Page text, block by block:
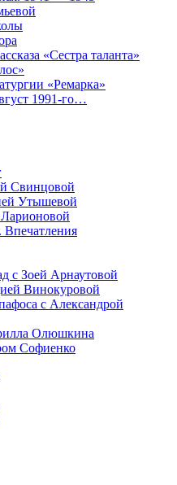
«Сестра таланта»
«Ремарка»
1991-го…
Свинцовой
Утышевой
Впечатления
с Зоей Арнаутовой
Винокуровой
с Александрой
Олюшкина
Софиенко